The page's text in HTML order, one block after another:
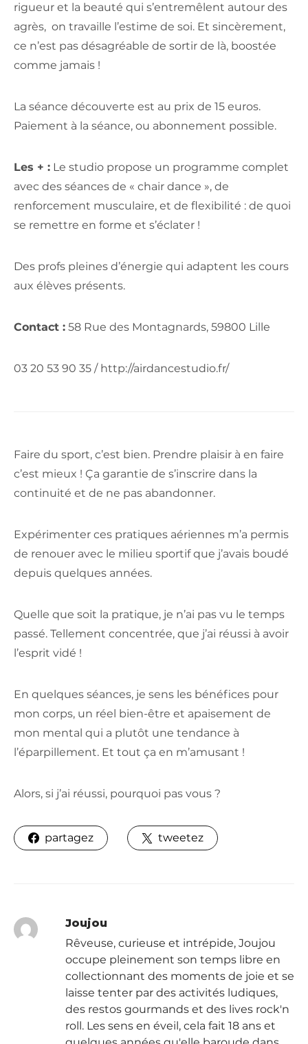
rigueur et la beauté qui s’entremêlent autour des
agrès, on travaille l’estime de soi. Et sincèrement,
ce n’est pas désagréable de sortir de là, boostée
comme jamais !
La séance découverte est au prix de 15 euros.
Paiement à la séance, ou abonnement possible.
Les + : Le studio propose un programme complet
avec des séances de « chair dance », de
renforcement musculaire, et de flexibilité : de quoi
se remettre en forme et s’éclater !
Des profs pleines d’énergie qui adaptent les cours
aux élèves présents.
Contact : 58 Rue des Montagnards, 59800 Lille
03 20 53 90 35 / http://airdancestudio.fr/
Faire du sport, c’est bien. Prendre plaisir à en faire
c’est mieux ! Ça garantie de s’inscrire dans la
continuité et de ne pas abandonner.
Expérimenter ces pratiques aériennes m’a permis
de renouer avec le milieu sportif que j’avais boudé
depuis quelques années.
Quelle que soit la pratique, je n’ai pas vu le temps
passé. Tellement concentrée, que j’ai réussi à avoir
l’esprit vidé !
En quelques séances, je sens les bénéfices pour
mon corps, un réel bien-être et apaisement de
mon mental qui a plutôt une tendance à
l’éparpillement. Et tout ça en m’amusant !
Alors, si j’ai réussi, pourquoi pas vous ?
partagez tweetez
Joujou
Rêveuse, curieuse et intrépide, Joujou
occupe pleinement son temps libre en
collectionnant des moments de joie et se
laisse tenter par des activités ludiques,
des restos gourmands et des lives rock'n
roll. Les sens en éveil, cela fait 18 ans et